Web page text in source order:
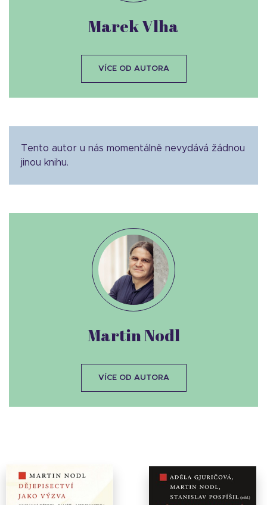
Tento autor u nás momentálně nevydává žádnou
jinou knihu.
Marek Vlha
VÍCE OD AUTORA
Martin Nodl
VÍCE OD AUTORA